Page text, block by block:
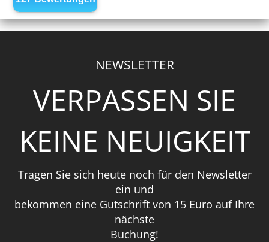
NEWSLETTER
VERPASSEN SIE
KEINE NEUIGKEIT
Tragen Sie sich heute noch für den Newsletter
ein und
bekommen eine Gutschrift von 15 Euro auf Ihre
nächste
Buchung!